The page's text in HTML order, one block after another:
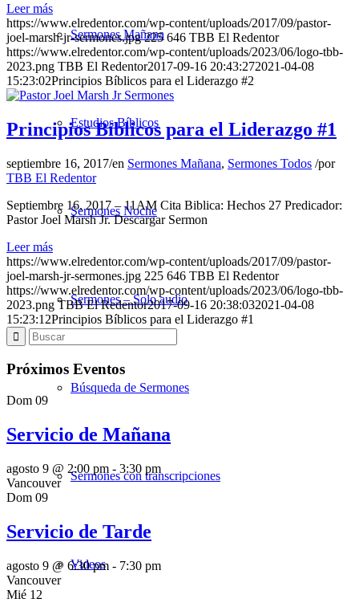
Sermones Mañana
Estudios Bíblicos
Sermones Noche
Sermones – Solo audio
Búsqueda de Sermones
Sermones con transcripciones
Videos
Leer más
https://www.elredentor.com/wp-content/uploads/2017/09/pastor-
joel-marsh-jr-sermones.jpg 225 646 TBB El Redentor
https://www.elredentor.com/wp-content/uploads/2023/06/logo-tbb-
2023.png TBB El Redentor2017-09-16 20:43:272021-04-08
15:23:02Principios Bíblicos para el Liderazgo #2
Principios Bíblicos para el Liderazgo #1
septiembre 16, 2017/en Sermones Mañana, Sermones Todos /por
TBB El Redentor
Septiembre 16, 2017 – 11AM Cita Biblica: Hechos 27 Predicador:
Pastor Joel Marsh Jr. Descargar Sermon
Leer más
https://www.elredentor.com/wp-content/uploads/2017/09/pastor-
joel-marsh-jr-sermones.jpg 225 646 TBB El Redentor
https://www.elredentor.com/wp-content/uploads/2023/06/logo-tbb-
2023.png TBB El Redentor2017-09-16 20:38:032021-04-08
15:23:12Principios Bíblicos para el Liderazgo #1
Próximos Eventos
Dom 09
Servicio de Mañana
agosto 9 @ 2:00 pm - 3:30 pm
Vancouver
Dom 09
Servicio de Tarde
agosto 9 @ 6:30 pm - 7:30 pm
Vancouver
Mié 12